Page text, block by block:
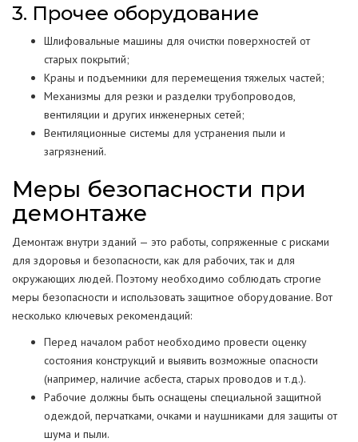
3. Прочее оборудование
Шлифовальные машины для очистки поверхностей от
старых покрытий;
Краны и подъемники для перемещения тяжелых частей;
Механизмы для резки и разделки трубопроводов,
вентиляции и других инженерных сетей;
Вентиляционные системы для устранения пыли и
загрязнений.
Меры безопасности при
демонтаже
Демонтаж внутри зданий — это работы, сопряженные с рисками
для здоровья и безопасности, как для рабочих, так и для
окружающих людей. Поэтому необходимо соблюдать строгие
меры безопасности и использовать защитное оборудование. Вот
несколько ключевых рекомендаций:
Перед началом работ необходимо провести оценку
состояния конструкций и выявить возможные опасности
(например, наличие асбеста, старых проводов и т.д.).
Рабочие должны быть оснащены специальной защитной
одеждой, перчатками, очками и наушниками для защиты от
шума и пыли.